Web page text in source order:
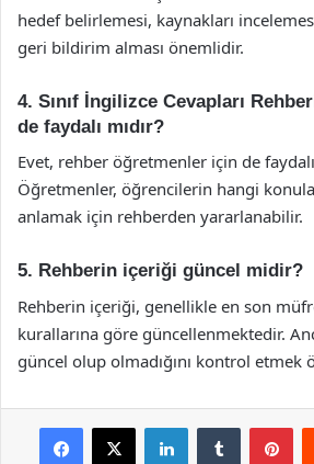
hedef belirlemesi, kaynakları
geri bildirim alması önemlidir.
4. Sınıf İngilizce Cevapları
de faydalı mıdır?
Evet, rehber öğretmenler için de
Öğretmenler, öğrencilerin hangi
anlamak için rehberden yararlanabilir.
5. Rehberin içeriği güncel midir?
Rehberin içeriği, genellikle en son
kurallarına göre güncellenmektedir.
güncel olup olmadığını kontrol etmek
Facebook
X LinkedInTumblr